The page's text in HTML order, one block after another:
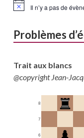
Il n’y a pas de
Problèmes
Trait aux blancs
@copyright Jean-
6
7
8